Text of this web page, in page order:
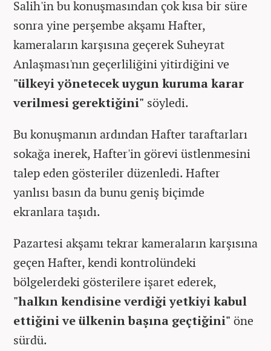
Salih'in bu konuşmasından çok kısa bir süre
sonra yine perşembe akşamı Hafter,
kameraların karşısına geçerek Suheyrat
Anlaşması'nın geçerliliğini yitirdiğini ve
"ülkeyi yönetecek uygun kuruma karar
verilmesi gerektiğini" söyledi.
Bu konuşmanın ardından Hafter taraftarları
sokağa inerek, Hafter'in görevi üstlenmesini
talep eden gösteriler düzenledi. Hafter
yanlısı basın da bunu geniş biçimde
ekranlara taşıdı.
Pazartesi akşamı tekrar kameraların karşısına
geçen Hafter, kendi kontrolündeki
bölgelerdeki gösterilere işaret ederek,
"halkın kendisine verdiği yetkiyi kabul
ettiğini ve ülkenin başına geçtiğini" öne
sürdü.